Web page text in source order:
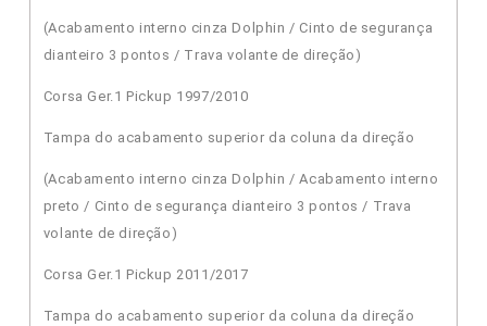
(Acabamento interno cinza Dolphin / Cinto de segurança
dianteiro 3 pontos / Trava volante de direção)
Corsa Ger.1 Pickup 1997/2010
Tampa do acabamento superior da coluna da direção
(Acabamento interno cinza Dolphin / Acabamento interno
preto / Cinto de segurança dianteiro 3 pontos / Trava
volante de direção)
Corsa Ger.1 Pickup 2011/2017
Tampa do acabamento superior da coluna da direção